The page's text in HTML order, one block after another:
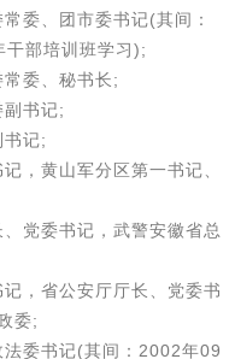
委、团市委书记(其间：
部培训班学习);
委、秘书长;
书记;
记;
，黄山军分区第一书记、
党委书记，武警安徽省总
，省公安厅厅长、党委书
委;
委书记(其间：2002年09